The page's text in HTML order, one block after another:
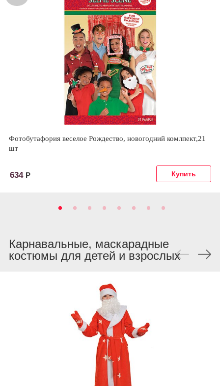
Фотобутафория веселое Рождество, новогодний комлпект,21
шт
634 Р
Карнавальные, маскарадные
костюмы для детей и взрослых